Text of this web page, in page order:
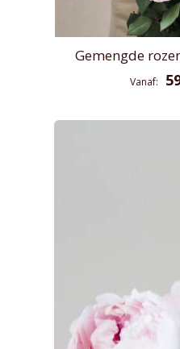
Gemengde
Vanaf